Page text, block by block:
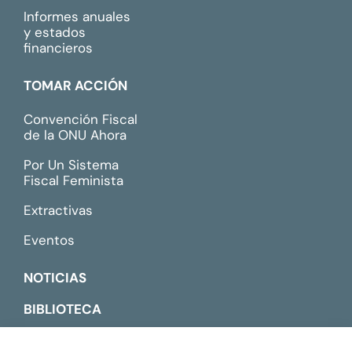
Informes anuales
y estados
financieros
TOMAR ACCIÓN
Convención Fiscal
de la ONU Ahora
Por Un Sistema
Fiscal Feminista
Extractivas
Eventos
NOTICIAS
BIBLIOTECA